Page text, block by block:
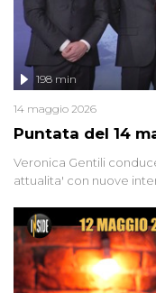
Puntata del 14
198 min
14 maggio 2026
Veronica Gentili
attualita' con nuove